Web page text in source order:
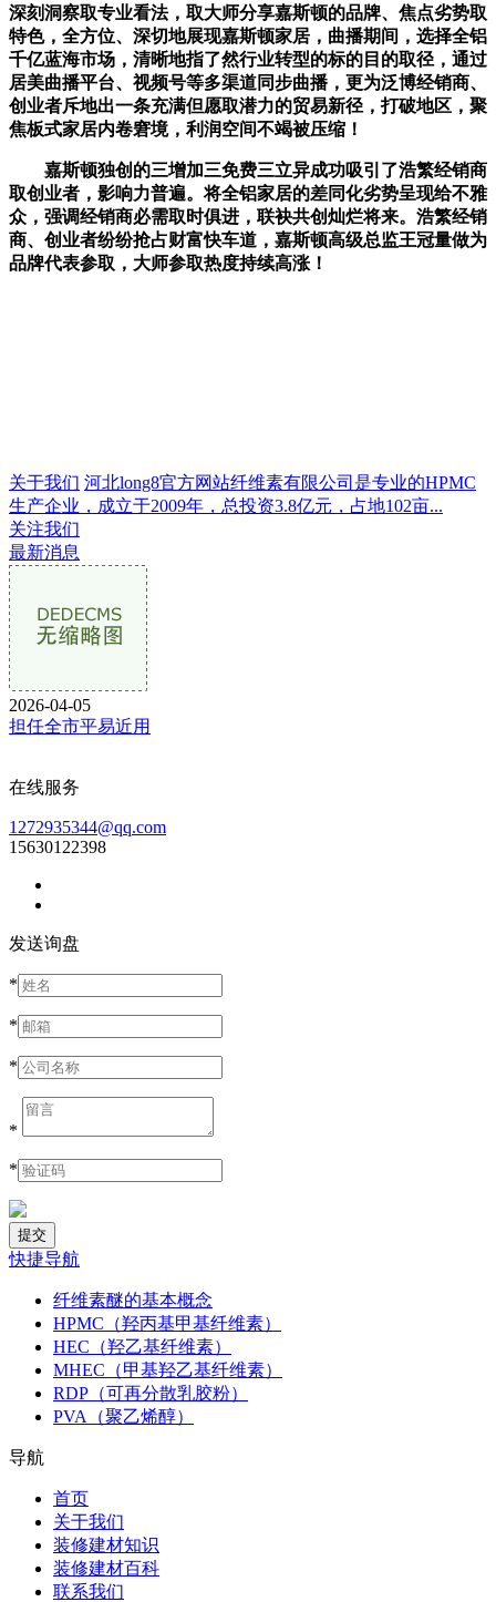
深刻洞察取专业看法，取大师分享嘉斯顿的品牌、焦点劣势取
特色，全方位、深切地展现嘉斯顿家居，曲播期间，选择全铝
千亿蓝海市场，清晰地指了然行业转型的标的目的取径，通过
居美曲播平台、视频号等多渠道同步曲播，更为泛博经销商、
创业者斥地出一条充满但愿取潜力的贸易新径，打破地区，聚
焦板式家居内卷窘境，利润空间不竭被压缩！
嘉斯顿独创的三增加三免费三立异成功吸引了浩繁经销商
取创业者，影响力普遍。将全铝家居的差同化劣势呈现给不雅
众，强调经销商必需取时俱进，联袂共创灿烂将来。浩繁经销
商、创业者纷纷抢占财富快车道，嘉斯顿高级总监王冠量做为
品牌代表参取，大师参取热度持续高涨！
关于我们 河北long8官方网站纤维素有限公司是专业的HPMC
生产企业，成立于2009年，总投资3.8亿元，占地102亩...
关注我们
最新消息
2026-04-05
担任全市平易近用
在线服务
1272935344@qq.com
15630122398
发送询盘
*
*
*
*
*
快捷导航
纤维素醚的基本概念
HPMC（羟丙基甲基纤维素）
HEC（羟乙基纤维素）
MHEC（甲基羟乙基纤维素）
RDP（可再分散乳胶粉）
PVA（聚乙烯醇）
导航
首页
关于我们
装修建材知识
装修建材百科
联系我们